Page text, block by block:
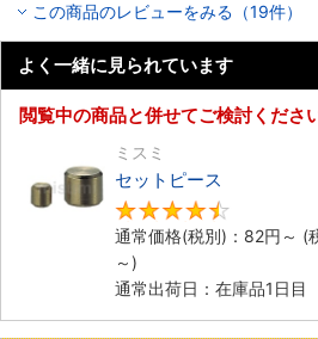
この商品のレビューをみる（19件）
よく一緒に見られています
閲覧中の商品と併せてご検討くださ
ミスミ
セットピース
通常価格(税別)： 82円 ～ (
～)
通常出荷日：在庫品1日目